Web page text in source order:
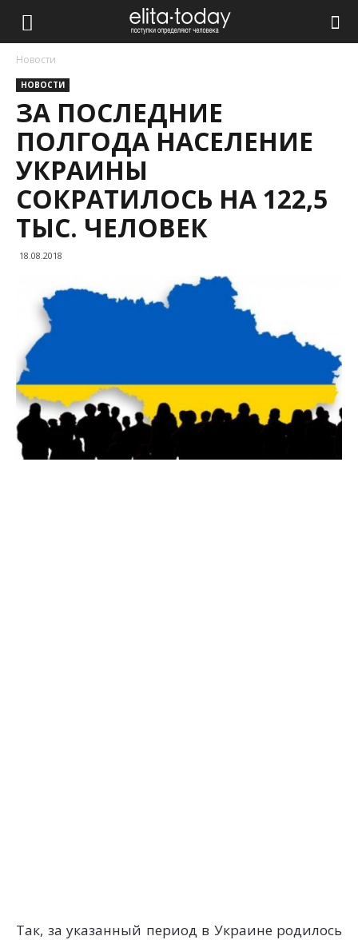
Новости
НОВОСТИ
ЗА ПОСЛЕДНИЕ
ПОЛГОДА НАСЕЛЕНИЕ
УКРАИНЫ
СОКРАТИЛОСЬ НА 122,5
ТЫС. ЧЕЛОВЕК
18.08.2018
Так, за указанный период в Украине родилось